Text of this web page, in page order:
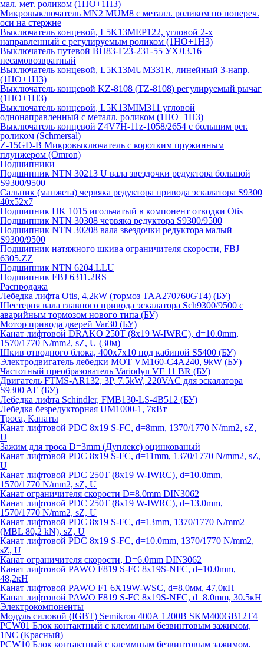
мал. мет. роликом (1НО+1НЗ)
Микровыключатель MN2 MUM8 с металл. роликом по попереч.
оси на стержне
Выключатель концевой, L5K13MEP122, угловой 2-х
направленный с регулируемым роликом (1НО+1НЗ)
Выключатель путевой ВП83-Г23-231-55 УХЛ3.16
несамовозвратный
Выключатель концевой, L5K13MUM331R, линейный 3-напр.
(1НО+1НЗ)
Выключатель концевой KZ-8108 (TZ-8108) регулируемый рычаг
(1НО+1НЗ)
Выключатель концевой, L5K13MIM311 угловой
однонаправленный с металл. роликом (1НО+1НЗ)
Выключатель концевой Z4V7H-11z-1058/2654 с большим рег.
роликом (Schmersal)
Z-15GD-B Микровыключатель с коротким пружинным
плунжером (Omron)
Подшипники
Подшипник NTN 30213 U вала звездочки редуктора большой
S9300/9500
Сальник (манжета) червяка редуктора привода эскалатора S9300
40х52х7
Подшипник HK 1015 игольчатый в компонент отводки Otis
Подшипник NTN 30308 червяка редуктора S9300/9500
Подшипник NTN 30208 вала звездочки редуктора малый
S9300/9500
Подшипник натяжного шкива ограничителя скорости, FBJ
6305.ZZ
Подшипник NTN 6204.LLU
Подшипник FBJ 6311.2RS
Распродажа
Лебедка лифта Otis, 4,2kW (тормоз TAA270760GT4) (БУ)
Шестерня вала главного привода эскалатора Sch9300/9500 с
аварийным тормозом нового типа (БУ)
Мотор привода дверей Var30 (БУ)
Канат лифтовой DRAKO 250T (8x19 W-IWRC), d=10.0mm,
1570/1770 N/mm2, sZ, U (30м)
Шкив отводного блока, 400х7х10 под кабиной S5400 (БУ)
Электродвигатель лебедки MOT VM160-C4A240, 9kW (БУ)
Частотный преобразователь Variodyn VF 11 BR (БУ)
Двигатель FTMS-AR132, 3P, 7.5kW, 220VAC для эскалатора
S9300 AE (БУ)
Лебедка лифта Schindler, FMB130-LS-4B512 (БУ)
Лебедка безредукторная UM1000-1, 7кВт
Троса, Канаты
Канат лифтовой PDC 8x19 S-FC, d=8mm, 1370/1770 N/mm2, sZ,
U
Зажим для троса D=3mm (Дуплекс) оцинкованый
Канат лифтовой PDC 8x19 S-FC, d=11mm, 1370/1770 N/mm2, sZ,
U
Канат лифтовой PDC 250T (8x19 W-IWRC), d=10.0mm,
1570/1770 N/mm2, sZ, U
Канат ограничителя скорости D=8.0mm DIN3062
Канат лифтовой PDC 250T (8x19 W-IWRC), d=13.0mm,
1570/1770 N/mm2, sZ, U
Канат лифтовой PDC 8х19 S-FC, d=13mm, 1370/1770 N/mm2
(MBL 80,2 kN), sZ, U
Канат лифтовой PDC 8x19 S-FC, d=10.0mm, 1370/1770 N/mm2,
sZ, U
Канат ограничителя скорости, D=6.0mm DIN3062
Канат лифтовой PAWO F819 S-FC 8х19S-NFC, d=10.0mm,
48,2кН
Канат лифтовой PAWO F1 6X19W-WSC, d=8.0мм, 47,0кН
Канат лифтовой PAWO F819 S-FC 8х19S-NFC, d=8.0mm, 30.5кН
Электрокомпоненты
Модуль силовой (IGBT) Semikron 400А 1200В SKM400GB12T4
PCW01 Блок контактный с клеммным безвинтовым зажимом,
1NC (Красный)
PCW10 Блок контактный с клеммным безвинтовым зажимом,